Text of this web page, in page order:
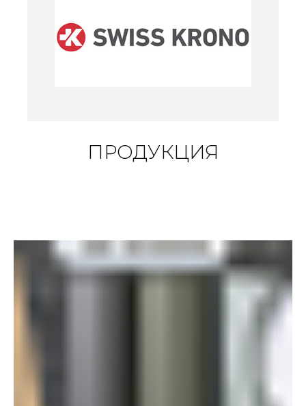
ПРОДУКЦИЯ